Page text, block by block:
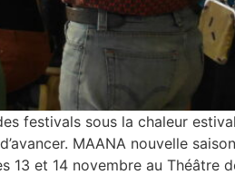
festivals sous la chaleur
MAANA nouvelle
13 et 14 novembre au Théâtre